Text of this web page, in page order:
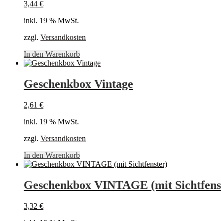
3,44 €
inkl. 19 % MwSt.
zzgl. Versandkosten
In den Warenkorb
Geschenkbox Vintage
2,61 €
inkl. 19 % MwSt.
zzgl. Versandkosten
In den Warenkorb
Geschenkbox VINTAGE (mit
3,32 €